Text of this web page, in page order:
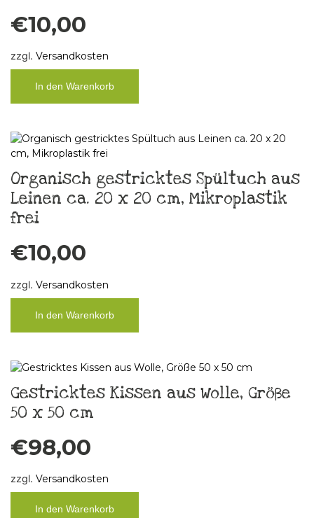
€10,00
zzgl. Versandkosten
In den Warenkorb
Organisch gestricktes Spültuch aus
Leinen ca. 20 x 20 cm, Mikroplastik
frei
€10,00
zzgl. Versandkosten
In den Warenkorb
Gestricktes Kissen aus Wolle, Größe
50 x 50 cm
€98,00
zzgl. Versandkosten
In den Warenkorb